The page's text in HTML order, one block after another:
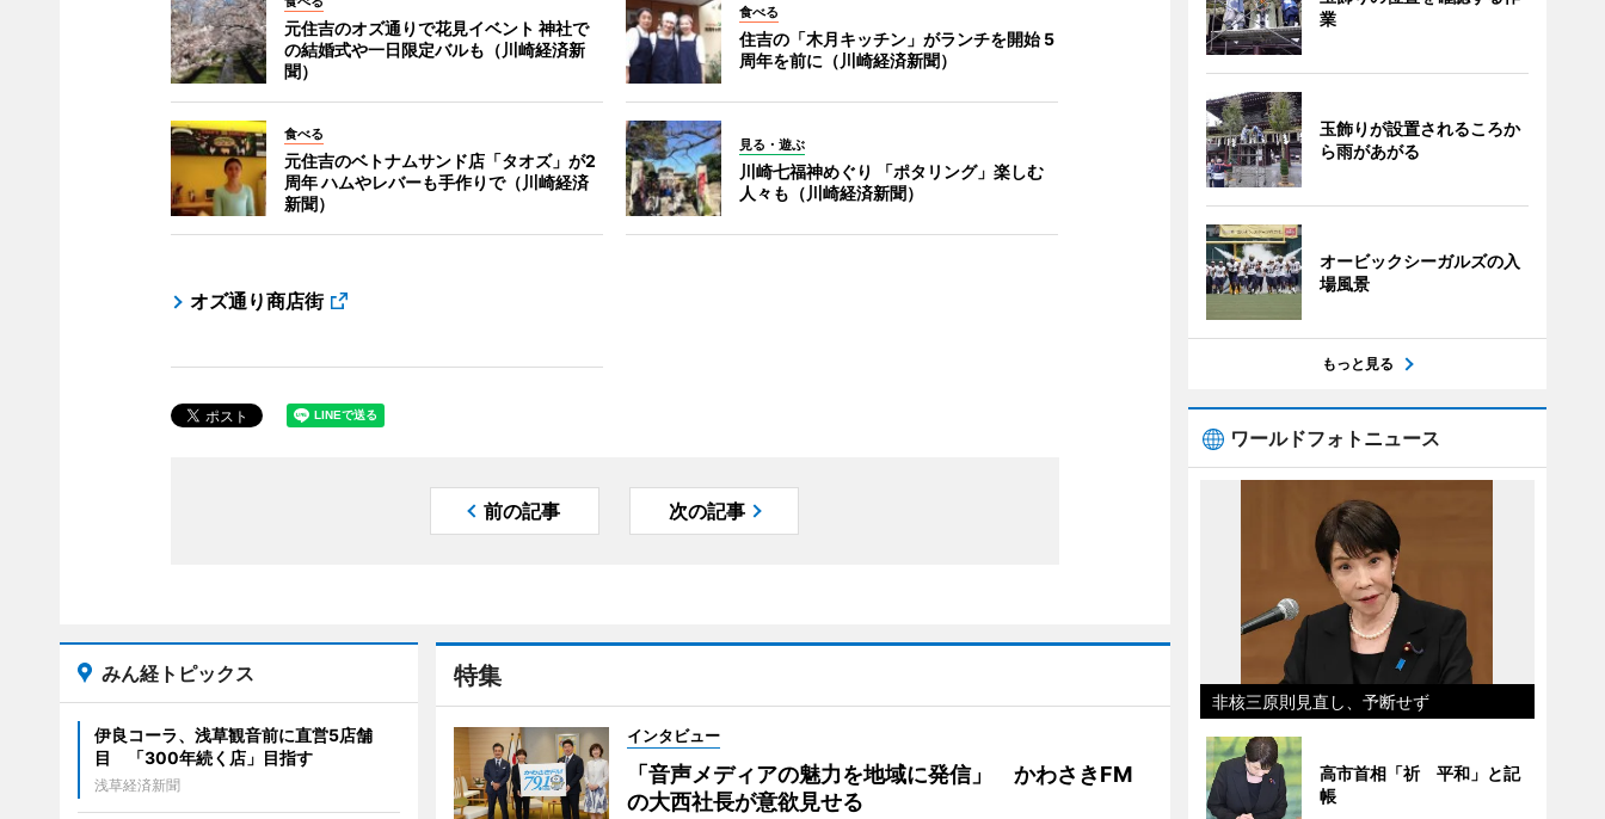
元住吉のオズ通りで花見イベント 神社で
の結婚式や一日限定バルも（川崎経済新
聞）
食べる
住吉の「木月キッチン」がランチを開始 5
周年を前に（川崎経済新聞）
食べる
元住吉のベトナムサンド店「タオズ」が2
周年 ハムやレバーも手作りで（川崎経済
新聞）
見る・遊ぶ
川崎七福神めぐり 「ポタリング」楽しむ
人々も（川崎経済新聞）
オズ通り商店街
前の記事 次の記事
特集
インタビュー
「音声メディアの魅力を地域に発信」 かわさきFM
の大西社長が意欲見せる
みん経トピックス
伊良コーラ、浅草観音前に直営5店舗
目 「300年続く店」目指す
浅草経済新聞
業
玉飾りが設置されるころか
ら雨があがる
オービックシーガルズの入
場風景
もっと見る
ワールドフォトニュース
非核三原則見直し、予断せず
高市首相「祈 平和」と記
帳